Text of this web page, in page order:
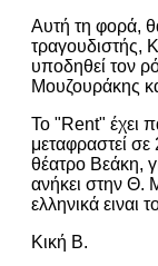
Αυτή τη φορά,
τραγουδιστής,
υποδηθεί τον
Μουζουράκης
Το "Rent" έχει
μεταφραστεί
θέατρο Βεάκη,
ανήκει στην Θ.
ελληνικά ειναι
Κική Β.